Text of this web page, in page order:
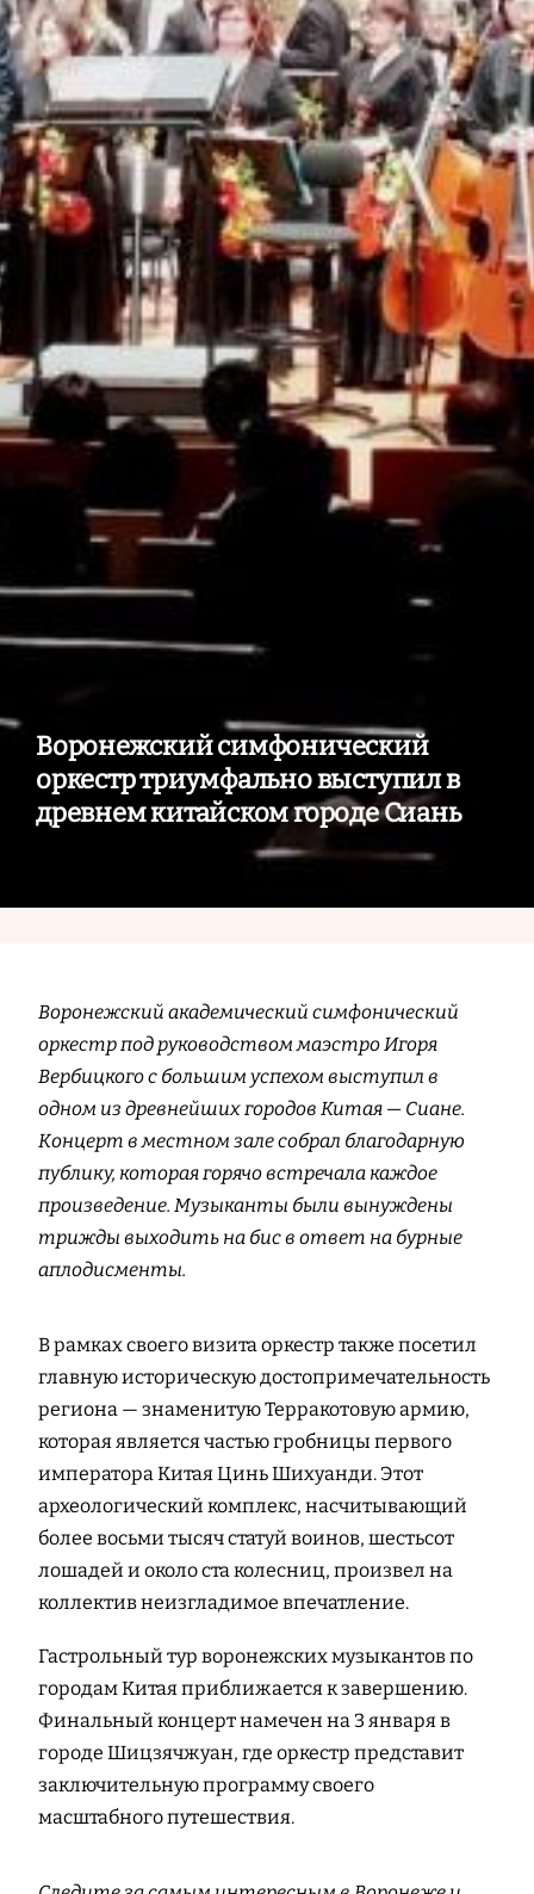
Воронежский симфонический
оркестр триумфально выступил в
древнем китайском городе Сиань
Воронежский академический симфонический
оркестр под руководством маэстро Игоря
Вербицкого с большим успехом выступил в
одном из древнейших городов Китая — Сиане.
Концерт в местном зале собрал благодарную
публику, которая горячо встречала каждое
произведение. Музыканты были вынуждены
трижды выходить на бис в ответ на бурные
аплодисменты.
В рамках своего визита оркестр также посетил
главную историческую достопримечательность
региона — знаменитую Терракотовую армию,
которая является частью гробницы первого
императора Китая Цинь Шихуанди. Этот
археологический комплекс, насчитывающий
более восьми тысяч статуй воинов, шестьсот
лошадей и около ста колесниц, произвел на
коллектив неизгладимое впечатление.
Гастрольный тур воронежских музыкантов по
городам Китая приближается к завершению.
Финальный концерт намечен на 3 января в
городе Шицзячжуан, где оркестр представит
заключительную программу своего
масштабного путешествия.